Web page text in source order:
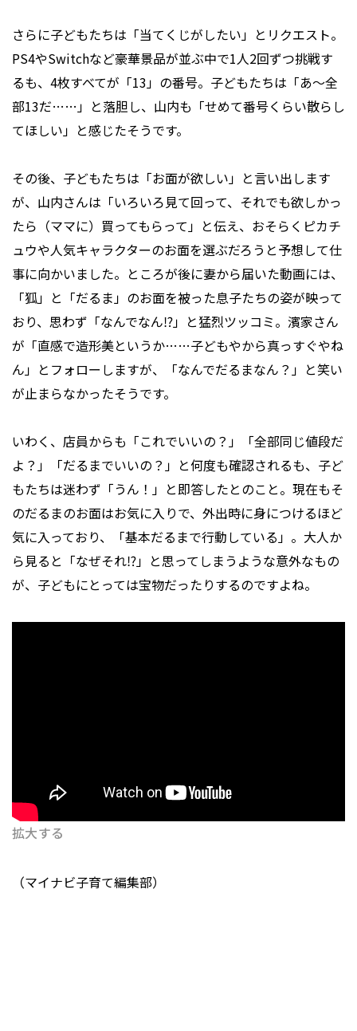
さらに子どもたちは「当てくじがしたい」とリクエスト。
PS4やSwitchなど豪華景品が並ぶ中で1人2回ずつ挑戦す
るも、4枚すべてが「13」の番号。子どもたちは「あ〜全
部13だ……」と落胆し、山内も「せめて番号くらい散らし
てほしい」と感じたそうです。
その後、子どもたちは「お面が欲しい」と言い出します
が、山内さんは「いろいろ見て回って、それでも欲しかっ
たら（ママに）買ってもらって」と伝え、おそらくピカチ
ュウや人気キャラクターのお面を選ぶだろうと予想して仕
事に向かいました。ところが後に妻から届いた動画には、
「狐」と「だるま」のお面を被った息子たちの姿が映って
おり、思わず「なんでなん⁉」と猛烈ツッコミ。濱家さん
が「直感で造形美というか……子どもやから真っすぐやね
ん」とフォローしますが、「なんでだるまなん？」と笑い
が止まらなかったそうです。
いわく、店員からも「これでいいの？」「全部同じ値段だ
よ？」「だるまでいいの？」と何度も確認されるも、子ど
もたちは迷わず「うん！」と即答したとのこと。現在もそ
のだるまのお面はお気に入りで、外出時に身につけるほど
気に入っており、「基本だるまで行動している」。大人か
ら見ると「なぜそれ⁉」と思ってしまうような意外なもの
が、子どもにとっては宝物だったりするのですよね。
拡大する
（マイナビ子育て編集部）